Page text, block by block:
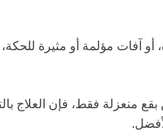
منعزلة فقط، فإن العلاج